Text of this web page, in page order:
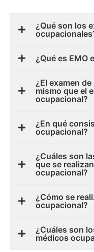
¿Qué son los
¿Qué es EMO
¿El examen
mismo que el
ocupacional?
¿En qué
ocupacional?
¿Cuáles son
que se
ocupacional?
¿Cómo se
ocupacional?
¿Cuáles son
médicos